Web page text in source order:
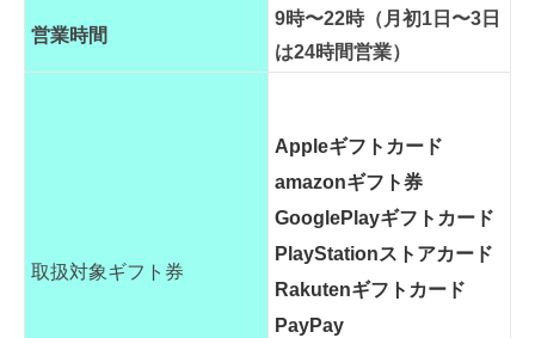
営業時間
9時〜22時（月初1日〜3日
は24時間営業）
取扱対象ギフト券
Appleギフトカード
amazonギフト券
GooglePlayギフトカード
PlayStationストアカード
Rakutenギフトカード
PayPay